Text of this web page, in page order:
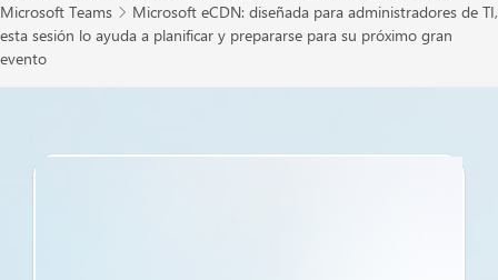
Microsoft Teams

Microsoft eCDN: diseñada para administradores de TI,
esta sesión lo ayuda a planificar y prepararse para su próximo gran
evento